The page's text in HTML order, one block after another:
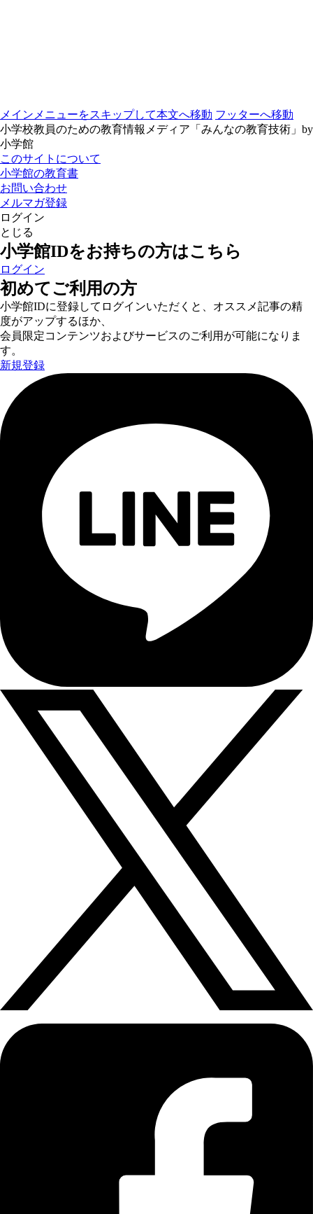
メインメニューをスキップして本文へ移動 フッターへ移動
小学校教員のための教育情報メディア「みんなの教育技術」by
小学館
このサイトについて
小学館の教育書
お問い合わせ
メルマガ登録
ログイン
とじる
小学館IDをお持ちの方はこちら
ログイン
初めてご利用の方
小学館IDに登録してログインいただくと、オススメ記事の精
度がアップするほか、
会員限定コンテンツおよびサービスのご利用が可能になりま
す。
新規登録